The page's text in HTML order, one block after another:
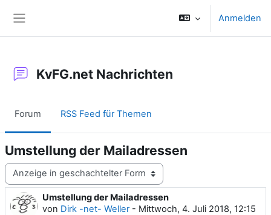
Anmelden
KvFG.net Nachrichten
Forum RSS Feed für Themen
Umstellung der Mailadressen
Anzeigemodus
Umstellung der Mailadressen
von Dirk -net- Weller- Mittwoch, 4. Juli 2018, 12:15
Anzahl Antworten: 0